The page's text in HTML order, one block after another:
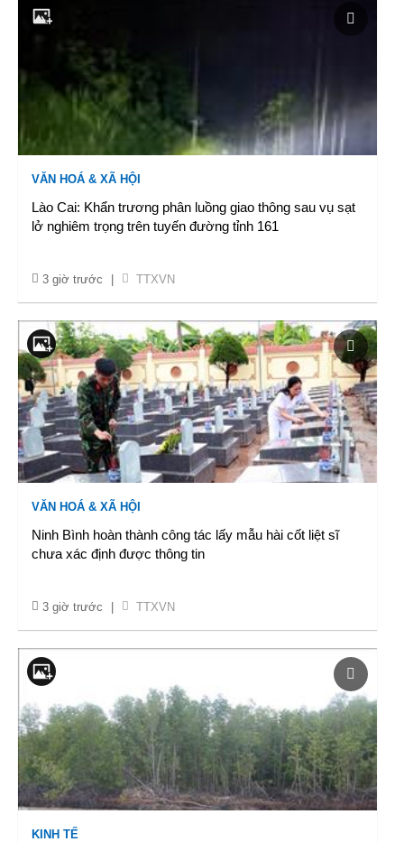
VĂN HOÁ & XÃ HỘI
Lào Cai: Khẩn trương phân luồng giao thông sau vụ sạt
lở nghiêm trọng trên tuyến đường tỉnh 161
3 giờ trước TTXVN
VĂN HOÁ & XÃ HỘI
Ninh Bình hoàn thành công tác lấy mẫu hài cốt liệt sĩ
chưa xác định được thông tin
3 giờ trước TTXVN
KINH TẾ